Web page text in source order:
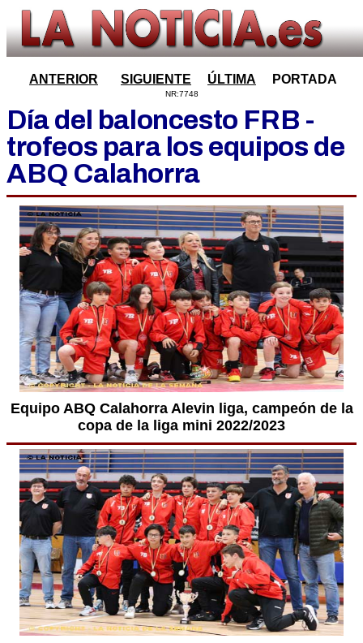
ANTERIOR SIGUIENTE ÚLTIMA PORTADA
NR:7748
Día del baloncesto FRB -
trofeos para los equipos de
ABQ Calahorra
Equipo ABQ Calahorra Alevin liga, campeón de la
copa de la liga mini 2022/2023